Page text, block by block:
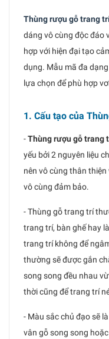
Thùng rượu gỗ trang
dáng vô cùng độc đáo
hợp với hiện đại tạo
dụng. Mẫu mã đa
lựa chọn để phù hợp
1. Cấu tạo của
-Thùng rượu gỗ trang
yếu bởi 2 nguyên liệu
nên vô cùng thân
vô cùng đảm bảo.
- Thùng gỗ trang trí
trang trí, bàn ghế hay
trang trí không để
thường sẽ được gắn
song song đều nhau
thời cũng để trang trí
- Màu sắc chủ đạo sẽ
vân gỗ song song